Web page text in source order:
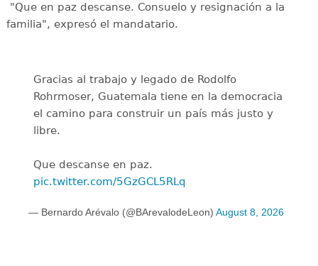
"Que en paz descanse. Consuelo y resignación a la
familia", expresó el mandatario.
Gracias al trabajo y legado de Rodolfo
Rohrmoser, Guatemala tiene en la democracia
el camino para construir un país más justo y
libre.
Que descanse en paz.
pic.twitter.com/5GzGCL5RLq
— Bernardo Arévalo (@BArevalodeLeon) August 8, 2026